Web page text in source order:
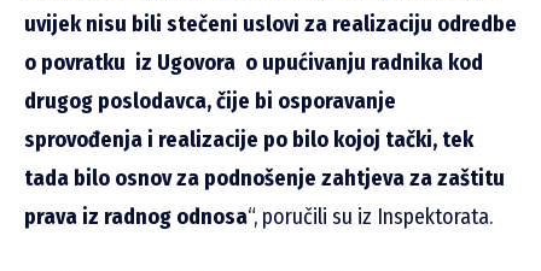
uvijek nisu bili stečeni uslovi za realizaciju odredbe
o povratku iz Ugovora o upućivanju radnika kod
drugog poslodavca, čije bi osporavanje
sprovođenja i realizacije po bilo kojoj tački, tek
tada bilo osnov za podnošenje zahtjeva za zaštitu
prava iz radnog odnosa“, poručili su iz Inspektorata.